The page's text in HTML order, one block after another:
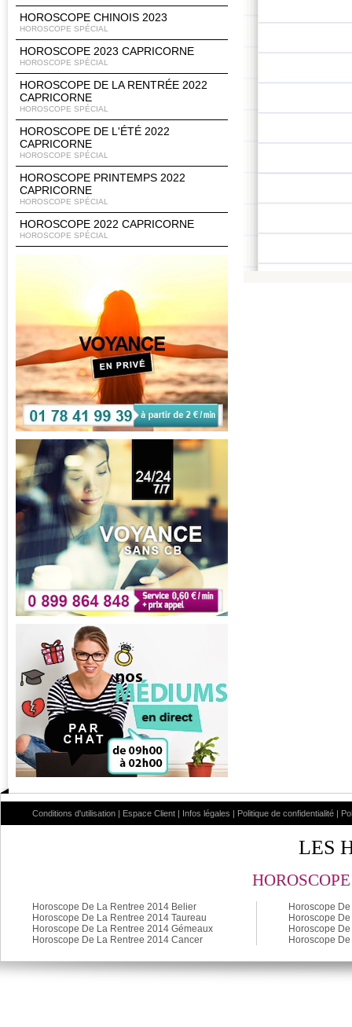
HOROSCOPE CHINOIS 2023
HOROSCOPE SPÉCIAL
HOROSCOPE 2023 CAPRICORNE
HOROSCOPE SPÉCIAL
HOROSCOPE DE LA RENTRÉE 2022
CAPRICORNE
HOROSCOPE SPÉCIAL
HOROSCOPE DE L'ÉTÉ 2022
CAPRICORNE
HOROSCOPE SPÉCIAL
HOROSCOPE PRINTEMPS 2022
CAPRICORNE
HOROSCOPE SPÉCIAL
HOROSCOPE 2022 CAPRICORNE
HOROSCOPE SPÉCIAL
Conditions d'utilisation| Espace Client| Infos légales | Politique de confidentialité|
LES
Horoscope De La Rentree 2014 Belier
Horoscope De La Rentree 2014 Taureau
Horoscope De La Rentree 2014 Gémeaux
Horoscope De La Rentree 2014 Cancer
Horoscope
Horoscope
Horoscope
Horoscope